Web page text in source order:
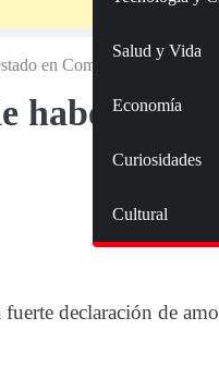
Salud y Vida
Economía
Curiosidades
Cultural
en Combate y evita
haber
declaración de